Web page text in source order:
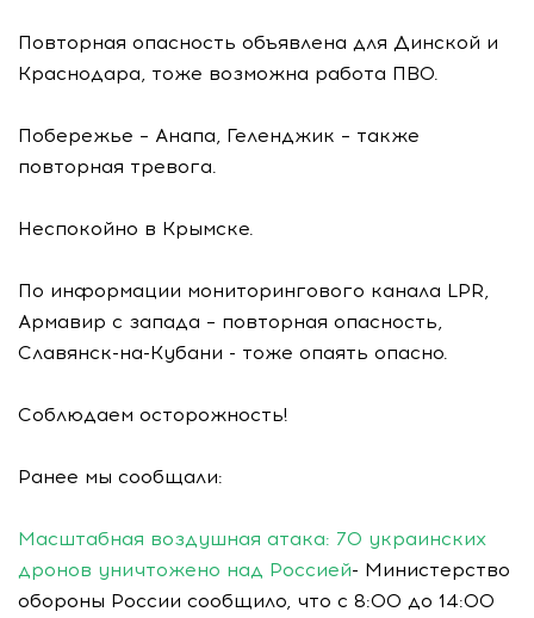
Повторная опасность объявлена для Динской и
Краснодара, тоже возможна работа ПВО.
Побережье – Анапа, Геленджик – также
повторная тревога.
Неспокойно в Крымске.
По информации мониторингового канала LPR,
Армавир с запада – повторная опасность,
Славянск-на-Кубани - тоже опаять опасно.
Соблюдаем осторожность!
Ранее мы сообщали:
Масштабная воздушная атака: 70 украинских
дронов уничтожено над Россией- Министерство
обороны России сообщило, что с 8:00 до 14:00